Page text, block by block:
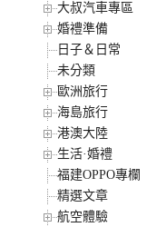
大叔汽車專區
婚禮準備
日子＆日常
未分類
歐洲旅行
海島旅行
港澳大陸
生活·婚禮
福建OPPO專欄
精選文章
航空體驗